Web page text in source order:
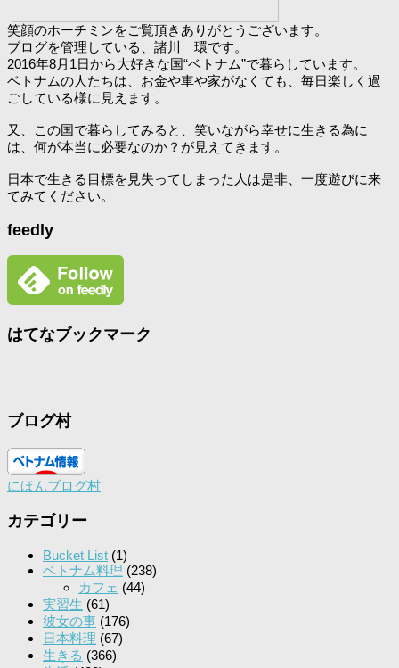
笑顔のホーチミンをご覧頂きありがとうございます。
ブログを管理している、諸川 環です。
2016年8月1日から大好きな国“ベトナム”で暮らしています。
ベトナムの人たちは、お金や車や家がなくても、毎日楽しく過
ごしている様に見えます。
又、この国で暮らしてみると、笑いながら幸せに生きる為に
は、何が本当に必要なのか？が見えてきます。
日本で生きる目標を見失ってしまった人は是非、一度遊びに来
てみてください。
feedly
はてなブックマーク
ブログ村
にほんブログ村
カテゴリー
Bucket List (1)
ベトナム料理 (238)
カフェ (44)
実習生 (61)
彼女の事 (176)
日本料理 (67)
生きる (366)